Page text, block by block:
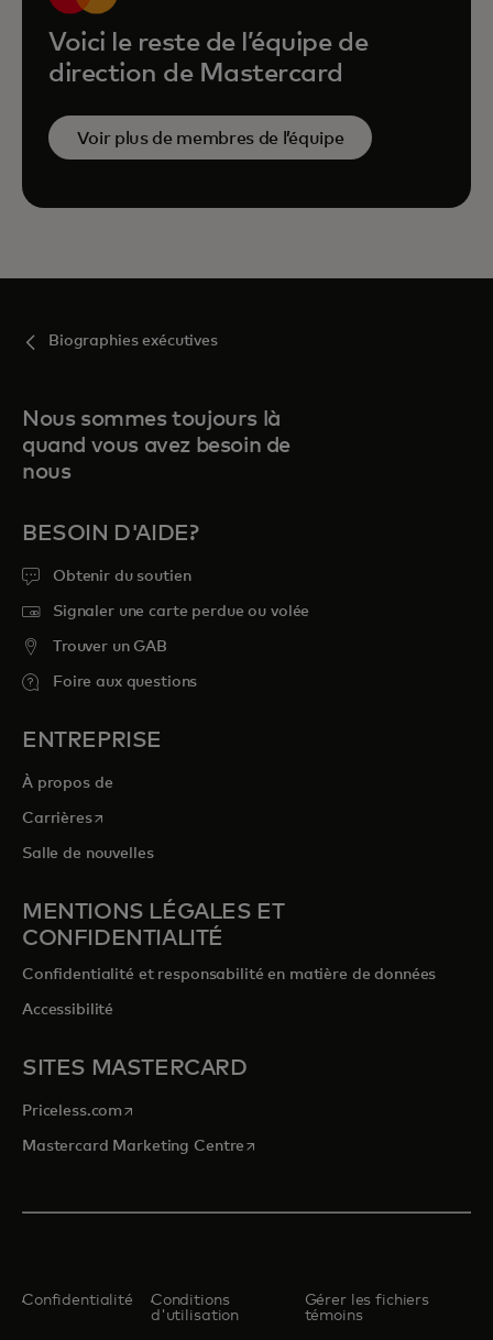
Voici le reste de l’équipe de
direction de Mastercard
Voir plus de membres de l’équipe
Biographies exécutives
Nous sommes toujours là
quand vous avez besoin de
nous
BESOIN D'AIDE?
Obtenir du soutien
Signaler une carte perdue ou volée
Trouver un GAB
Foire aux questions
ENTREPRISE
À propos de
Carrièress’ouvre dans un nouvel onglet
Salle de nouvelles
MENTIONS LÉGALES ET
CONFIDENTIALITÉ
Confidentialité et responsabilité en matière de données
Accessibilité
SITES MASTERCARD
Priceless.com s’ouvre dans un nouvel onglet
Mastercard Marketing Centre s’ouvre dans un nouvel onglet
Confidentialité
Conditions
d'utilisation
Gérer les fichiers
témoins